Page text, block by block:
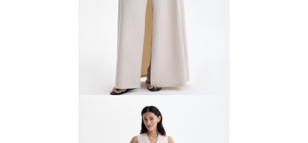
Юбка макси с разрезами
9086 ₽